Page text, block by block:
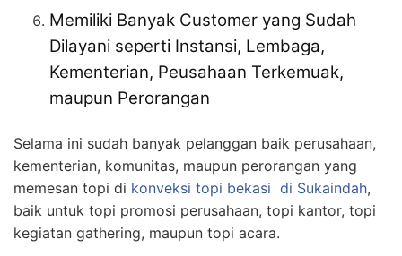
Memiliki Banyak Customer yang Sudah
Dilayani seperti Instansi, Lembaga,
Kementerian, Peusahaan Terkemuak,
maupun Perorangan
Selama ini sudah banyak pelanggan baik perusahaan,
kementerian, komunitas, maupun perorangan yang
memesan topi di konveksi topi bekasi di Sukaindah,
baik untuk topi promosi perusahaan, topi kantor, topi
kegiatan gathering, maupun topi acara.